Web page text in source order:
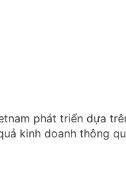
phát triển dựa
kinh doanh thông